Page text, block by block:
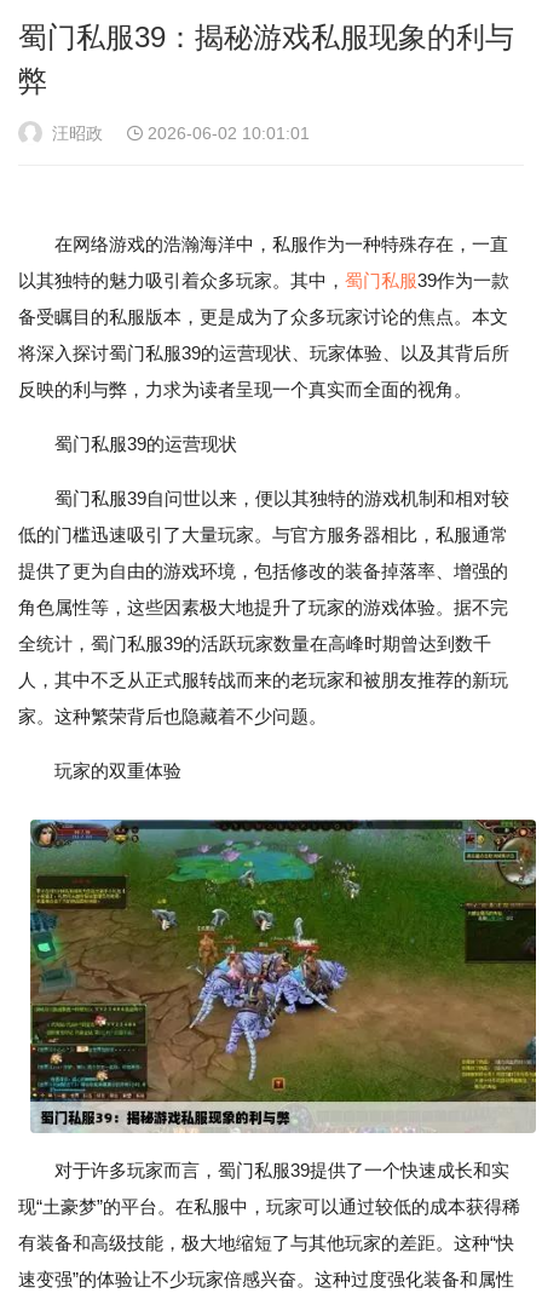
蜀门私服39：揭秘游戏私服现象的利与
弊
汪昭政 2026-06-02 10:01:01
在网络游戏的浩瀚海洋中，私服作为一种特殊存在，一直
以其独特的魅力吸引着众多玩家。其中， 蜀门私服39作为一款
备受瞩目的私服版本，更是成为了众多玩家讨论的焦点。本文
将深入探讨蜀门私服39的运营现状、玩家体验、以及其背后所
反映的利与弊，力求为读者呈现一个真实而全面的视角。
蜀门私服39的运营现状
蜀门私服39自问世以来，便以其独特的游戏机制和相对较
低的门槛迅速吸引了大量玩家。与官方服务器相比，私服通常
提供了更为自由的游戏环境，包括修改的装备掉落率、增强的
角色属性等，这些因素极大地提升了玩家的游戏体验。据不完
全统计，蜀门私服39的活跃玩家数量在高峰时期曾达到数千
人，其中不乏从正式服转战而来的老玩家和被朋友推荐的新玩
家。这种繁荣背后也隐藏着不少问题。
玩家的双重体验
对于许多玩家而言，蜀门私服39提供了一个快速成长和实
现“土豪梦”的平台。在私服中，玩家可以通过较低的成本获得稀
有装备和高级技能，极大地缩短了与其他玩家的差距。这种“快
速变强”的体验让不少玩家倍感兴奋。这种过度强化装备和属性